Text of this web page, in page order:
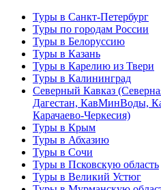
Туры в Санкт-Петербург
Туры по городам России
Туры в Белоруссию
Туры в Казань
Туры в Карелию из Твери
Туры в Калининград
Северный Кавказ
Дагестан, КавМинВоды,
Карачаево-Черкесия)
Туры в Крым
Туры в Абхазию
Туры в Сочи
Туры в Псковскую область
Туры в Великий Устюг